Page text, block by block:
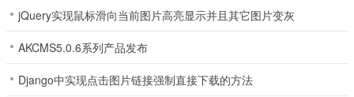
软件特色
1、使用Product Key Explorer，您可以扫描本地或网络计算机并恢复
2、Product Key Explorer是市场上最容易使用的工具包。
jQuery实现鼠标滑向当前图片高亮显示并且其它图片变灰
AKCMS5.0.6系列产品发布
Django中实现点击图片链接强制直接下载的方法